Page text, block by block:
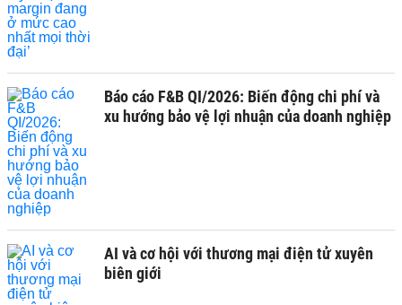
Báo cáo F&B QI/2026: Biến động chi phí và
xu hướng bảo vệ lợi nhuận của doanh nghiệp
AI và cơ hội với thương mại điện tử xuyên
biên giới